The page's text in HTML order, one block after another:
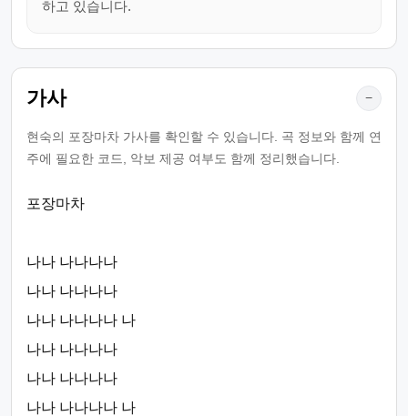
하고 있습니다.
가사 −
현숙의 포장마차 가사를 확인할 수 있습니다. 곡 정보와 함께 연
주에 필요한 코드, 악보 제공 여부도 함께 정리했습니다.
포장마차
나나 나나나나
나나 나나나나
나나 나나나나 나
나나 나나나나
나나 나나나나
나나 나나나나 나